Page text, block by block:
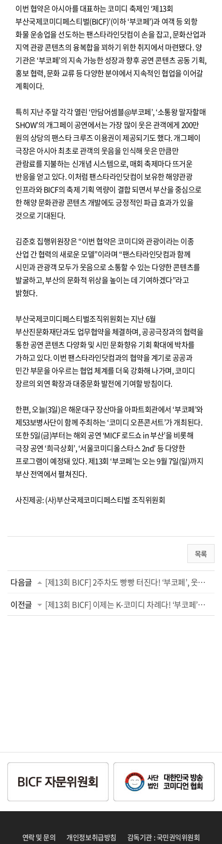
이번 협약은 아시아를 대표하는 코미디 축제인 ‘제13회
부산국제코미디페스티벌(BICF)’(이하 ‘부코페’)과 여객 등 외항
화물 운송업을 선도하는 팬스타라인닷컴이 손을 잡고, 문화산업과
지역 관광 콘텐츠의 융복합을 꾀하기 위한 취지에서 마련됐다. 양
기관은 ‘부코페’의 지속 가능한 성장과 향후 공연 콘텐츠 공동 기획,
홍보 협력, 문화 교류 등 다양한 분야에서 지속적인 협업을 이어갈
계획이다.
특히 지난 주말 각각 열린 ‘만담어셈블@부코페’, ‘소통왕 말자할매
SHOW’의 개그페이 공연에서는 가장 많이 웃은 관객에게 200만
원의 상당의 팬스타 크루즈 이용권이 제공되기도 했다. 개그페이
극장은 아시아 최초로 관객의 웃음을 인식해 웃은 만큼만
관람료를 지불하는 신개념 시스템으로, 매회 축제마다 뜨거운
반응을 얻고 있다. 이처럼 팬스타라인닷컴이 보유한 해양관광
인프라와 BICF의 축제 기획 역량이 결합 되면서 부산을 중심으로
한 해양 문화관광 콘텐츠 개발에도 긍정적인 파급 효과가 있을
것으로 기대된다.
김준호 집행위원장은 “이번 협약은 코미디와 관광이라는 이종
산업 간 협력의 새로운 모델”이라며 “팬스타라인닷컴과 함께
시민과 관광객 모두가 웃음으로 소통할 수 있는 다양한 콘텐츠를
발굴하고, 부산의 문화적 위상을 높이는 데 기여하겠다”라고
밝혔다.
부산국제코미디페스티벌조직위원회는 지난 6월
부산진문화재단과도 업무협약을 체결하며, 공공극장과의 협력을
통한 공연 콘텐츠 다양화 및 시민 문화향유 기회 확대에 박차를
가하고 있다. 이번 팬스타라인닷컴과의 협약을 계기로 공공과
민간 부문을 아우르는 협업 체계를 더욱 강화해 나가며, 코미디
장르의 외연 확장과 대중문화 발전에 기여할 방침이다.
한편, 오늘(3일)은 해운대구 장산마을 아파트회관에서 ‘부코페’와
제53보병사단이 함께 주최하는 ‘코미디 오픈콘서트’가 개최된다.
또한 5일(금)부터는 해외 공연 ‘MICF 로드쇼 in 부산’을 비롯해
극장 공연 ‘희극상회’, ‘서울코미디올스타스 2nd’ 등 다양한
프로그램이 예정돼 있다. 제13회 ‘부코페’는 오는 9월 7일(일)까지
부산 전역에서 펼쳐진다.
사진제공: (사)부산국제코미디페스티벌 조직위원회
목록
다음글
[제13회 BICF] 2주차도 빵빵 터진다! ‘부코페’, 웃음 보장 라인업 ‘기대 폭발’
이전글
[제13회 BICF] 이제는 K-코미디 차례다! ‘부코페’의 별미 ‘코미디 세미나’ 성료
연락 및 문의 개인정보취급방침 감독기관 : 국민권익위원회